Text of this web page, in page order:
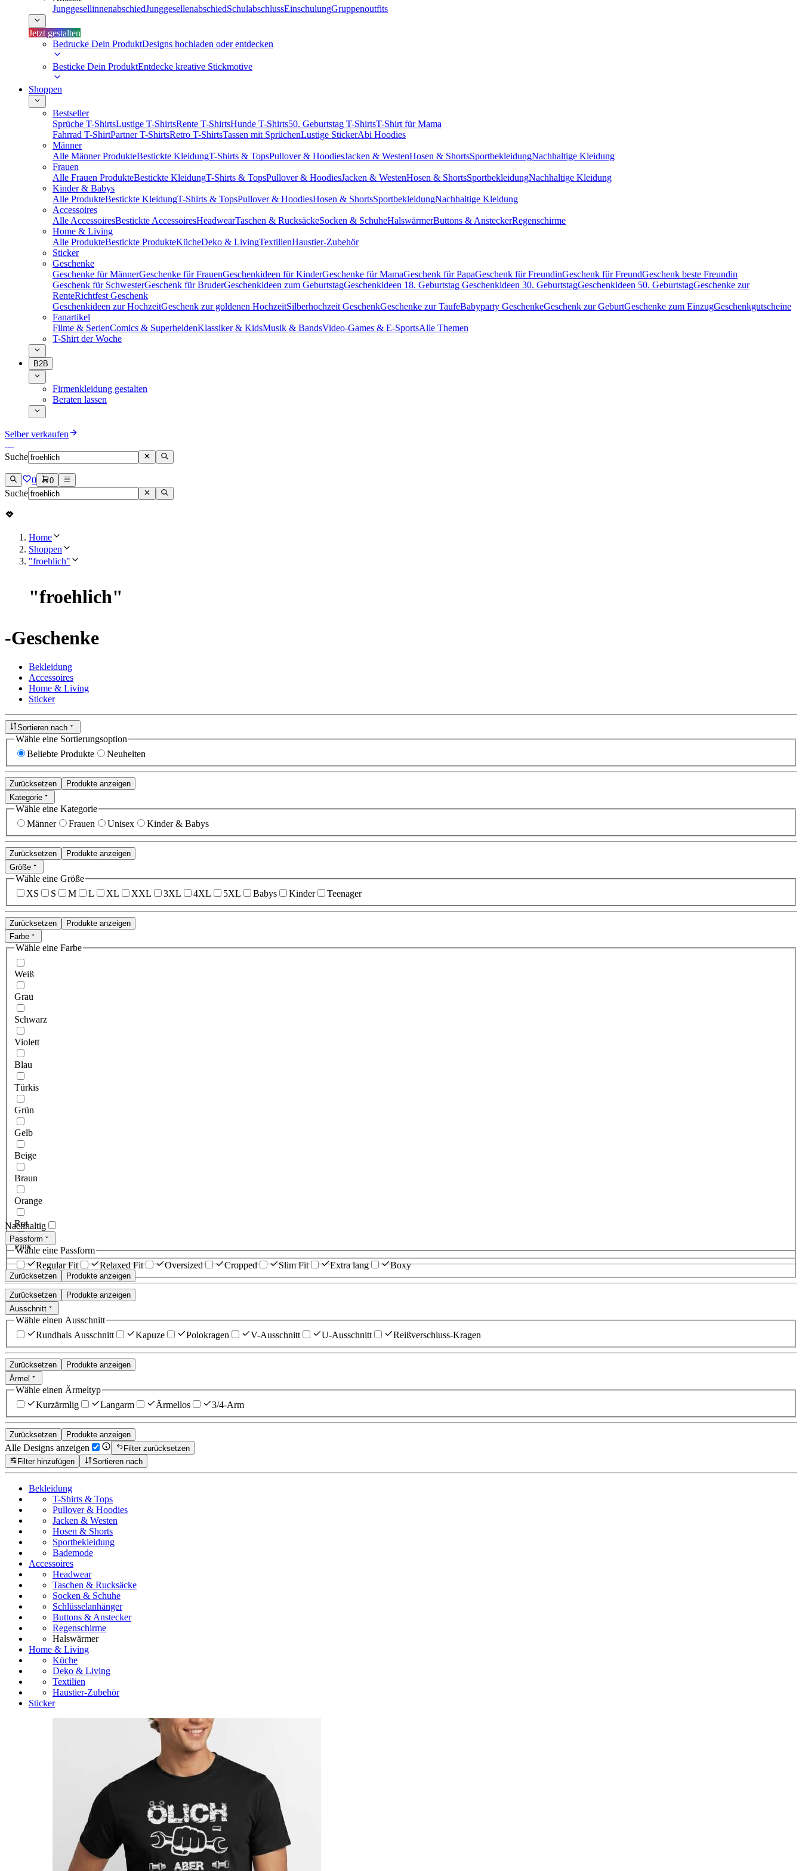
JunggesellinnenabschiedJunggesellenabschiedSchulabschlussEinschulungGruppenoutfits
Jetzt gestalten
Bedrucke Dein ProduktDesigns hochladen oder entdecken
Besticke Dein ProduktEntdecke kreative Stickmotive
Shoppen
Bestseller
Sprüche T-ShirtsLustige T-ShirtsRente T-ShirtsHunde T-Shirts50. Geburtstag T-ShirtsT-Shirt für Mama
Fahrrad T-ShirtPartner T-ShirtsRetro T-ShirtsTassen mit SprüchenLustige StickerAbi Hoodies
Männer
Alle Männer ProdukteBestickte KleidungT-Shirts & TopsPullover & HoodiesJacken & WestenHosen & ShortsSportbekleidungNachhaltige Kleidung
Frauen
Alle Frauen ProdukteBestickte KleidungT-Shirts & TopsPullover & HoodiesJacken & WestenHosen & ShortsSportbekleidungNachhaltige Kleidung
Kinder & Babys
Alle ProdukteBestickte KleidungT-Shirts & TopsPullover & HoodiesHosen & ShortsSportbekleidungNachhaltige Kleidung
Accessoires
Alle AccessoiresBestickte AccessoiresHeadwearTaschen & RucksäckeSocken & SchuheHalswärmerButtons & AnsteckerRegenschirme
Home & Living
Alle ProdukteBestickte ProdukteKücheDeko & LivingTextilienHaustier-Zubehör
Sticker
Geschenke
Geschenke für MännerGeschenke für FrauenGeschenkideen für KinderGeschenke für MamaGeschenk für PapaGeschenk für FreundinGeschenk für FreundGeschenk beste Freundin
Geschenk für SchwesterGeschenk für BruderGeschenkideen zum GeburtstagGeschenkideen 18. Geburtstag Geschenkideen 30. GeburtstagGeschenkideen 50. GeburtstagGeschenke zur
RenteRichtfest Geschenk
Geschenkideen zur HochzeitGeschenk zur goldenen HochzeitSilberhochzeit GeschenkGeschenke zur TaufeBabyparty GeschenkeGeschenk zur GeburtGeschenke zum EinzugGeschenkgutscheine
Fanartikel
Filme & SerienComics & SuperheldenKlassiker & KidsMusik & BandsVideo-Games & E-SportsAlle Themen
T-Shirt der Woche
B2B
Firmenkleidung gestalten
Beraten lassen
Selber verkaufen
Suche
0 0
Suche
Home
Shoppen
"froehlich"
"froehlich"
-Geschenke
Bekleidung
Accessoires
Home & Living
Sticker
Sortieren nach
Wähle eine Sortierungsoption
Beliebte Produkte
Neuheiten
Zurücksetzen
Produkte anzeigen
Kategorie
Wähle eine Kategorie
Männer
Frauen Unisex Kinder & Babys
Zurücksetzen
Produkte anzeigen
Größe
Wähle eine Größe
XS
S M L XL XXL 3XL 4XL 5XL Babys Kinder Teenager
Zurücksetzen
Produkte anzeigen
Farbe
Wähle eine Farbe
Weiß
Grau
Schwarz
Violett
Blau
Türkis
Grün
Gelb
Beige
Braun
Orange
Rot
Pink
Zurücksetzen Produkte anzeigen
Nachhaltig
Passform
Wähle eine Passform
Regular Fit
Relaxed Fit Oversized Cropped Slim Fit Extra lang Boxy
Zurücksetzen
Produkte anzeigen
Ausschnitt
Wähle einen Ausschnitt
Rundhals Ausschnitt
Kapuze Polokragen V-Ausschnitt U-Ausschnitt Reißverschluss-Kragen
Zurücksetzen
Produkte anzeigen
Ärmel
Wähle einen Ärmeltyp
Kurzärmlig
Langarm Ärmellos 3/4-Arm
Zurücksetzen Produkte anzeigen
Alle Designs anzeigen
Filter zurücksetzen
Filter hinzufügen
Sortieren nach
Bekleidung
T-Shirts & Tops
Pullover & Hoodies
Jacken & Westen
Hosen & Shorts
Sportbekleidung
Bademode
Accessoires
Headwear
Taschen & Rucksäcke
Socken & Schuhe
Schlüsselanhänger
Buttons & Anstecker
Regenschirme
Halswärmer
Home & Living
Küche
Deko & Living
Textilien
Haustier-Zubehör
Sticker